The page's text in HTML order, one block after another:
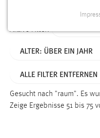
Aktive Filter:
ALTER: ÜBER EIN JAHR
ALLE FILTER ENTFERNEN
Gesucht nach "raum". Es
Zeige Ergebnisse 51 bis 75
Funktionen und sind
Name: